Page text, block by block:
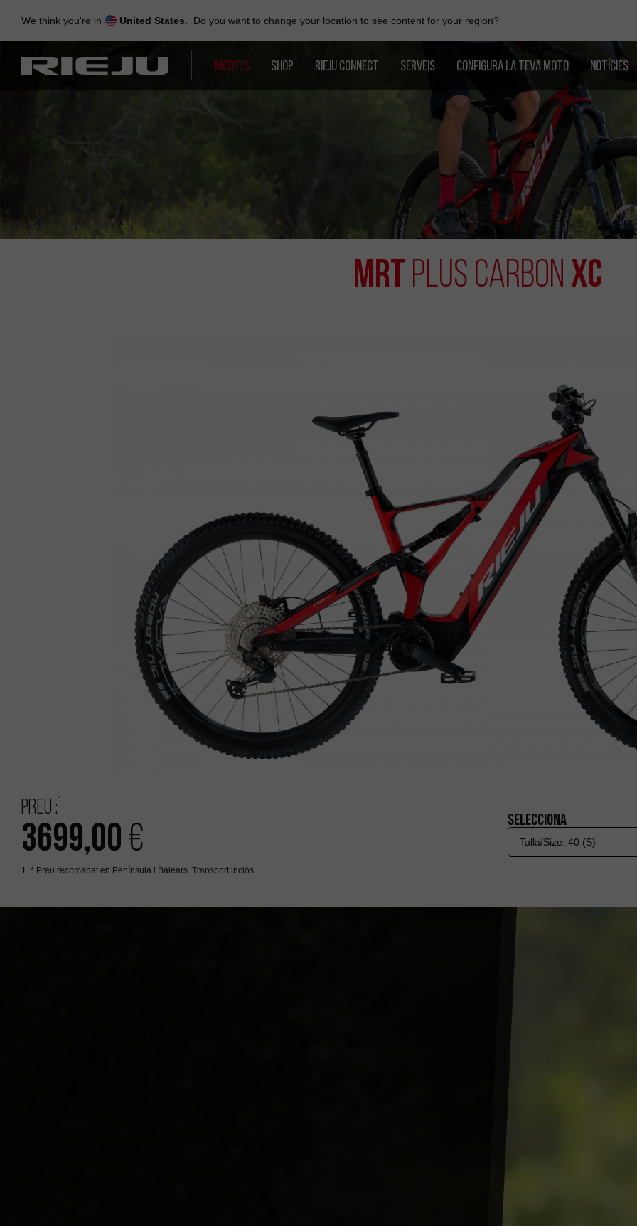
content
We think you're in United States. Do you want to change your location to see content for your region?
MODELS SHOP RIEJU CONNECT SERVEIS CONFIGURA LA TEVA MOTO NOTÍCIES
MRT Plus Carbon XC
Preu :1
3699,00 € Selecciona
1. * Preu recomanat en Península i Balears. Transport inclòs